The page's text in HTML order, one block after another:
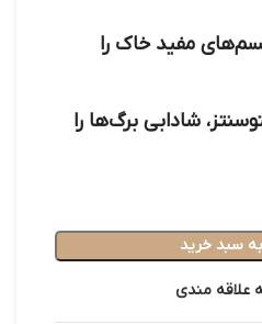
مفید خاک را
، شادابی برگ‌ها را
سبد خرید
علاقه مندی